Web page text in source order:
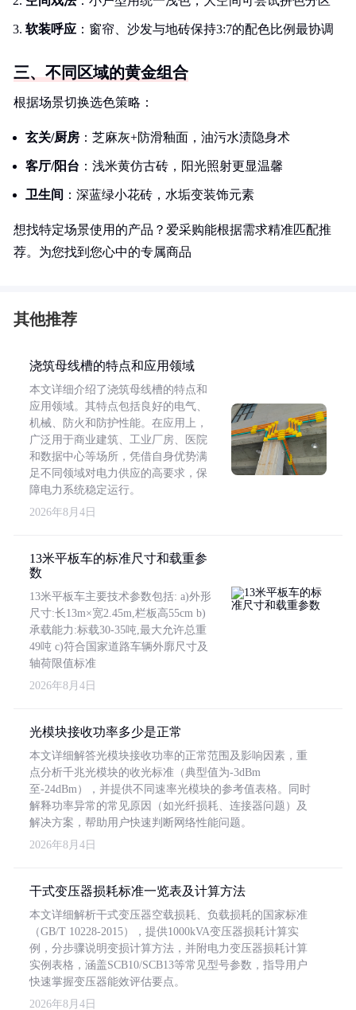
软装呼应 ：窗帘、沙发与地砖保持3:7的配色比例最协调
三、不同区域的黄金组合
根据场景切换选色策略：
玄关/厨房 ：芝麻灰+防滑釉面，油污水渍隐身术
客厅/阳台 ：浅米黄仿古砖，阳光照射更显温馨
卫生间 ：深蓝绿小花砖，水垢变装饰元素
想找特定场景使用的产品？爱采购能根据需求精准匹配推
荐。为您找到您心中的专属商品
其他推荐
浇筑母线槽的特点和应用领域
本文详细介绍了浇筑母线槽的特点和
应用领域。其特点包括良好的电气、
机械、防火和防护性能。在应用上，
广泛用于商业建筑、工业厂房、医院
和数据中心等场所，凭借自身优势满
足不同领域对电力供应的高要求，保
障电力系统稳定运行。
2026年8月4日
13米平板车的标准尺寸和载重参
数
13米平板车主要技术参数包括: a)外形
尺寸:长13m×宽2.45m,栏板高55cm b)
承载能力:标载30-35吨,最大允许总重
49吨 c)符合国家道路车辆外廓尺寸及
轴荷限值标准
2026年8月4日
光模块接收功率多少是正常
本文详细解答光模块接收功率的正常范围及影响因素，重
点分析千兆光模块的收光标准（典型值为-3dBm
至-24dBm），并提供不同速率光模块的参考值表格。同时
解释功率异常的常见原因（如光纤损耗、连接器问题）及
解决方案，帮助用户快速判断网络性能问题。
2026年8月4日
干式变压器损耗标准一览表及计算方法
本文详细解析干式变压器空载损耗、负载损耗的国家标准
（GB/T 10228-2015），提供1000kVA变压器损耗计算实
例，分步骤说明变损计算方法，并附电力变压器损耗计算
实例表格，涵盖SCB10/SCB13等常见型号参数，指导用户
快速掌握变压器能效评估要点。
2026年8月4日